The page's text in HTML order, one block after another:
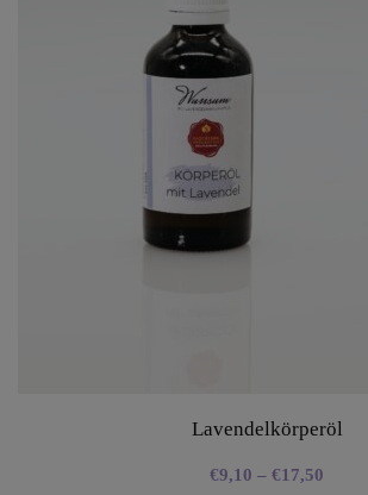
Lavendelkörperöl
€9,10 – €17,50